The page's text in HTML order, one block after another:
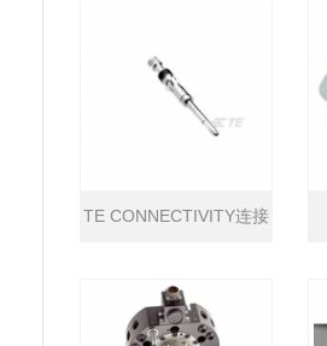
TE CONNECTIVITY连接